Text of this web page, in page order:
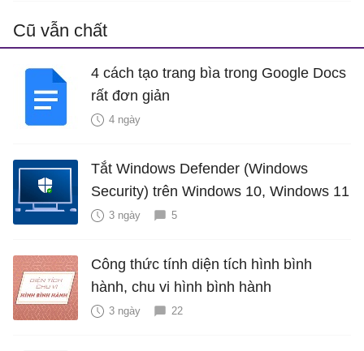
Cũ vẫn chất
4 cách tạo trang bìa trong Google Docs
rất đơn giản
4 ngày
Tắt Windows Defender (Windows
Security) trên Windows 10, Windows 11
3 ngày 5
Công thức tính diện tích hình bình
hành, chu vi hình bình hành
3 ngày 22